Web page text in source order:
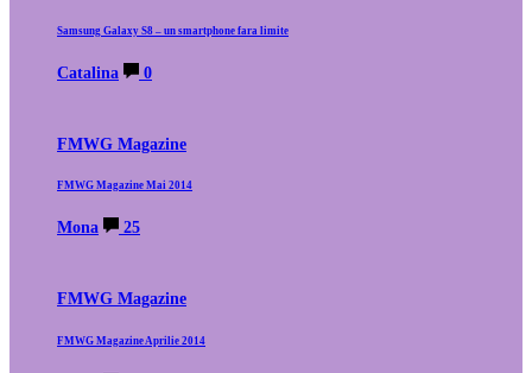
Samsung Galaxy S8 – un smartphone fara limite
Catalina 0
FMWG Magazine
FMWG Magazine Mai 2014
Mona 25
FMWG Magazine
FMWG Magazine Aprilie 2014